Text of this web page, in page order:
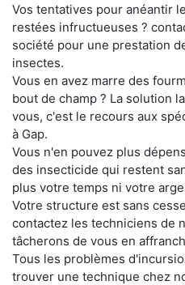
Vos tentatives pour anéantir
restées infructueuses ?
société pour une prestation
insectes.
Vous en avez marre des
bout de champ ? La solution
vous, c'est le recours aux
à Gap.
Vous n'en pouvez plus
des insecticide qui restent
plus votre temps ni votre
Votre structure est sans
contactez les techniciens de
tâcherons de vous en
Tous les problèmes
trouver une technique chez